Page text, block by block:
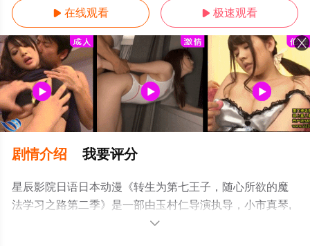
 在线观看  极速观看
剧情介绍 我要评分
星辰影院日语日本动漫《转生为第七王子，随心所欲的魔
法学习之路第二季》是一部由玉村仁导演执导，小市真琴,
菲鲁兹·蓝,Lynn,关根明良,高桥李依,堀江瞬,熊田茜音,松井
